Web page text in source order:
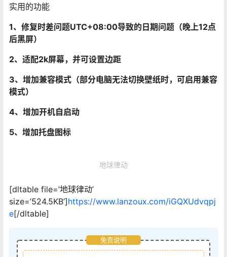
实用的功能
1、修复时差问题UTC+08:00导致的日期问题（晚上12点
后黑屏）
2、适配2k屏幕，并可设置边距
3、增加兼容模式（部分电脑无法切换壁纸时，可启用兼容
模式）
4、增加开机自启动
5、增加托盘图标
地球律动
[dltable file=’地球律动’
size=’524.5KB’]https://www.lanzoux.com/iGQXUdvqpj
e[/dltable]
免责说明